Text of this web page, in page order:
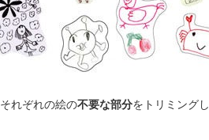
それぞれの絵の不要な部分をトリミングし